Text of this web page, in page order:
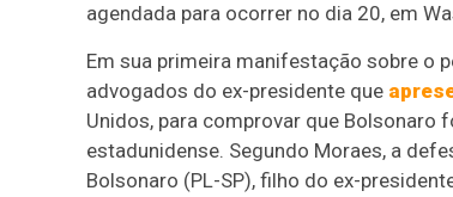
agendada para ocorrer no dia 20, em
Em sua primeira manifestação sobre o
advogados do ex-presidente que
Unidos, para comprovar que
estadunidense. Segundo Moraes, a
Bolsonaro (PL-SP), filho do ex-